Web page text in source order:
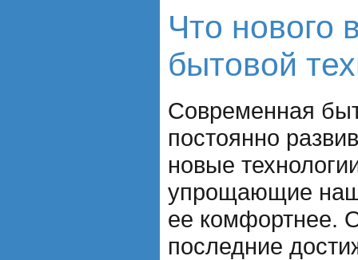
Что нового
бытовой
Современная
постоянно
новые
упрощающие
ее комфортнее.
последние